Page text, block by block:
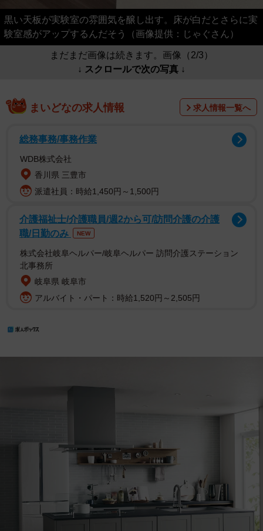
黒い天板が実験室の雰囲気を醸し出す。床が白だとさらに実
験室感がアップするんだそう（画像提供：じゃぐさん）
まだまだ画像は続きます。画像（2/3）
↓ スクロールで次の写真 ↓
まいどなの求人情報 求人情報一覧へ
総務事務/事務作業
WDB株式会社
香川県 三豊市
派遣社員：時給1,450円～1,500円
介護福祉士/介護職員/週2から可/訪問介護の介護
職/日勤のみ
NEW
株式会社岐阜ヘルパー/岐阜ヘルパー 訪問介護ステーション
北事務所
岐阜県 岐阜市
アルバイト・パート：時給1,520円～2,505円